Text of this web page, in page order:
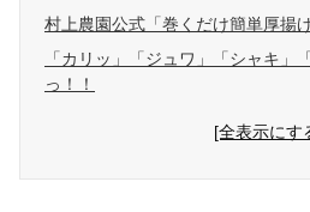
村上農園公式「巻くだけ簡単厚揚
「カリッ」「ジュワ」「シャキ」
っ！！
[全表示にす